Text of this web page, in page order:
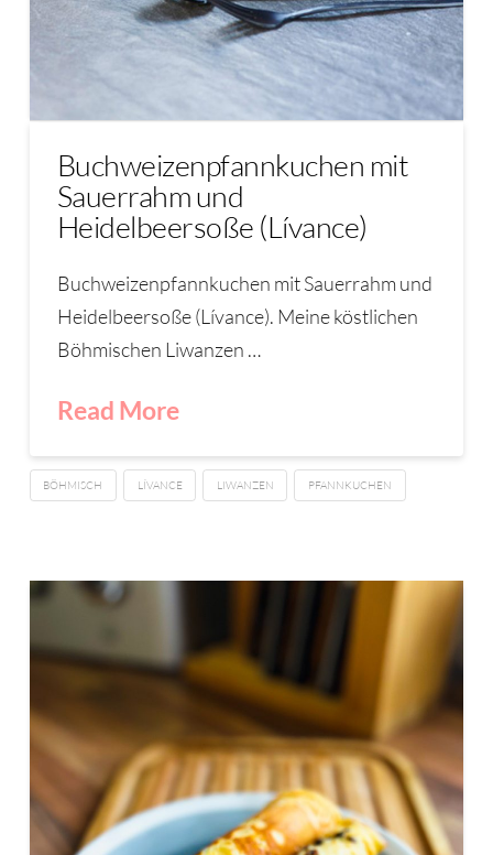
Buchweizenpfannkuchen mit
Sauerrahm und
Heidelbeersoße (Lívance)
Buchweizenpfannkuchen mit Sauerrahm und
Heidelbeersoße (Lívance). Meine köstlichen
Böhmischen Liwanzen …
Read More
BÖHMISCH LÍVANCE LIWANZEN PFANNKUCHEN